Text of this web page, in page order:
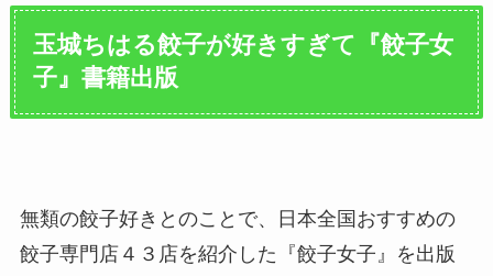
玉城ちはる餃子が好きすぎて『餃子女
子』書籍出版
無類の餃子好きとのことで、日本全国おすすめの
餃子専門店４３店を紹介した『餃子女子』を出版